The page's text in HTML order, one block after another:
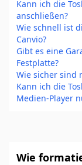
Kann ich die
anschließen?
Wie schnell ist
Canvio?
Gibt es eine
Festplatte?
Wie sicher sind
Kann ich die
Medien-Player
Wie